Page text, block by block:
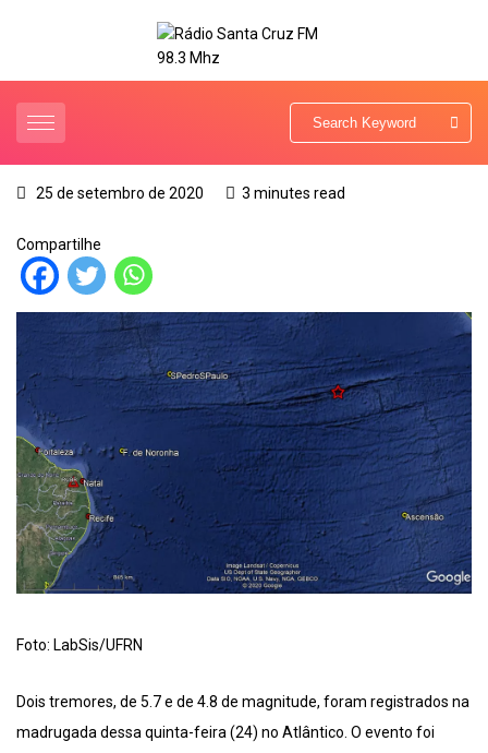
25 de setembro de 2020 3 minutes read
Compartilhe
Foto: LabSis/UFRN
Dois tremores, de 5.7 e de 4.8 de magnitude, foram registrados na
madrugada dessa quinta-feira (24) no Atlântico. O evento foi